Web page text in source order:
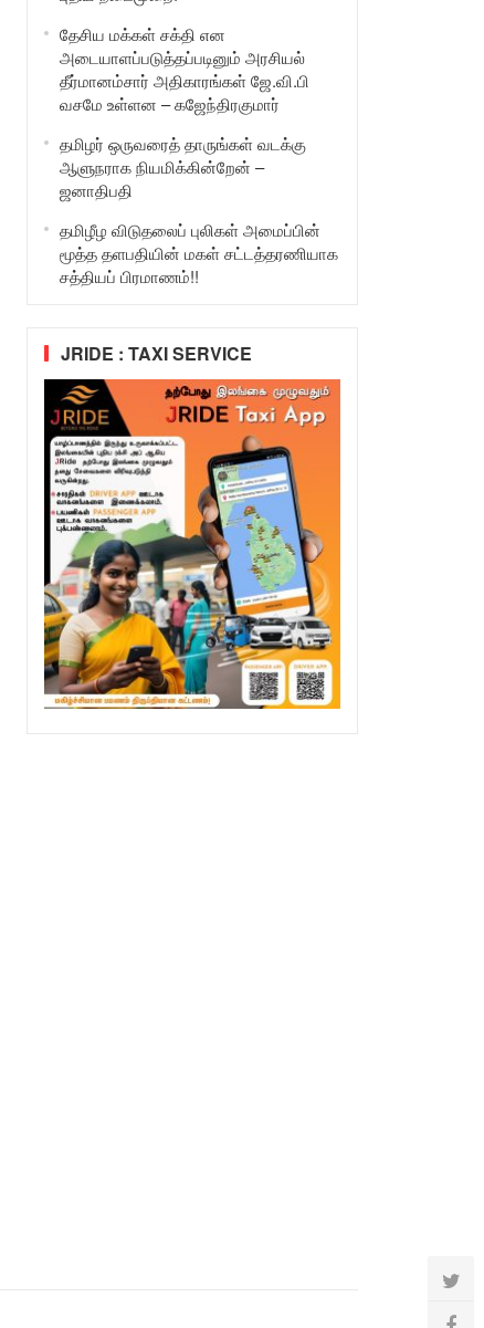
தேசிய மக்கள் சக்தி என
அடையாளப்படுத்தப்படினும் அரசியல்
தீர்மானம்சார் அதிகாரங்கள் ஜே.வி.பி
வசமே உள்ளன – கஜேந்திரகுமார்
தமிழர் ஒருவரைத் தாருங்கள் வடக்கு
ஆளுநராக நியமிக்கின்றேன் –
ஜனாதிபதி
தமிழீழ விடுதலைப் புலிகள் அமைப்பின்
மூத்த தளபதியின் மகள் சட்டத்தரணியாக
சத்தியப் பிரமாணம்!!
JRIDE : TAXI SERVICE